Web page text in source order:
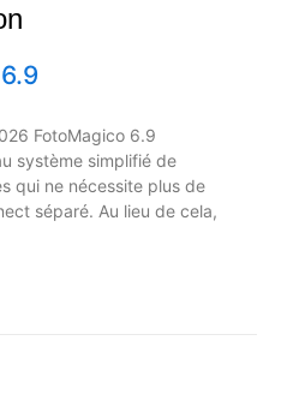
FotoMagico 6.9
système simplifié de
qui ne nécessite plus de
séparé. Au lieu de cela,